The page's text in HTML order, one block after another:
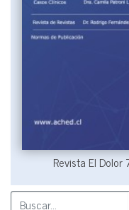
Revista El